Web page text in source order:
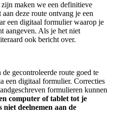
maken we een definitieve
deze route ontvang je een
een digitaal formulier waarop je
aangeven. Als je het niet
ook bericht over.
gecontroleerde route goed te
een digitaal formulier. Correcties
formulieren kunnen
computer of tablet tot je
deelnemen aan de